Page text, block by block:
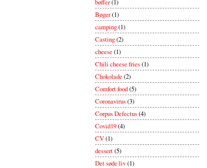
bøffer(1)
Bøger(1)
camping(1)
Casting(2)
cheese(1)
Chili cheese fries(1)
Chokolade(2)
Comfort food(5)
Coronavirus(3)
Corpus Defectus(4)
Covid19(4)
CV(1)
dessert(5)
Det søde liv(1)